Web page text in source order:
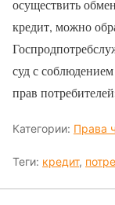
осуществить
кредит, можно
суд с
прав
Категории: Права
Теги: кредит,